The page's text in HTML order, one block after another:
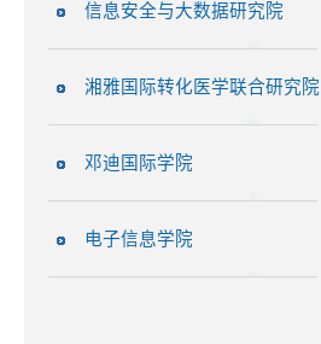
信息安全与大数据研究院
湘雅国际转化医学联合研究院
邓迪国际学院
电子信息学院